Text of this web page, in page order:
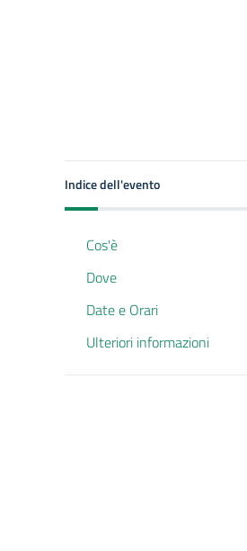
Indice dell'evento
Cos'è
Dove
Date e Orari
Ulteriori informazioni